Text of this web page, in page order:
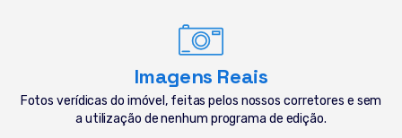
Imagens Reais
Fotos verídicas do imóvel, feitas pelos nossos corretores e sem
a utilização de nenhum programa de edição.